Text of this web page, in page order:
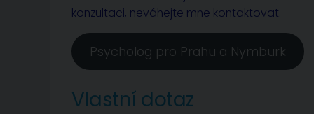
konzultaci, neváhejte mne kontaktovat.
Psycholog pro Prahu a Nymburk
Vlastní dotaz